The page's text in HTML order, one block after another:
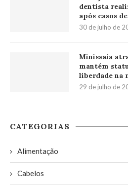
dentista
após casos
30 de julho de
Minissaia
mantém
liberdade na
29 de julho de
CATEGORIAS
Alimentação
Cabelos